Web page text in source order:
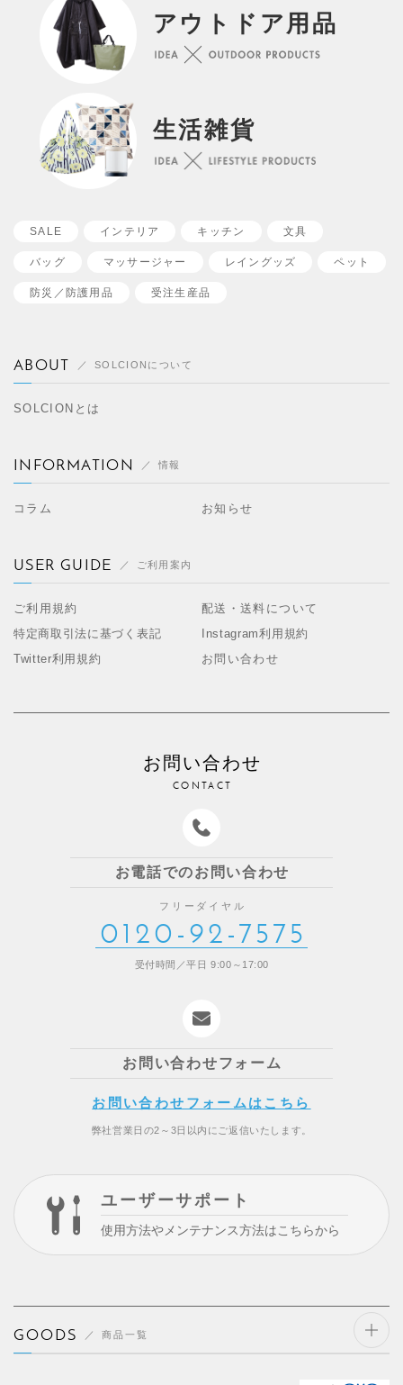
アウトドア用品
生活雑貨
SALE インテリア キッチン 文具
バッグ マッサージャー レイングッズ ペット
防災／ 防護用品 受注生産品
ABOUT SOLCIONについて
SOLCIONとは
INFORMATION 情報
コラム お知らせ
USER GUIDE ご利用案内
ご利用規約
配送・送料について
特定商取引法に基づく表記
Instagram利用規約
Twitter利用規約
お問い合わせ
お問い合わせ
CONTACT
お電話でのお問い合わせ
フリーダイヤル
0120-92-7575
受付時間／平日 9:00～17:00
お問い合わせフォーム
お問い合わせフォームはこちら
弊社営業日の2～3日以内にご返信いたします。
ユーザーサポート
使用方法やメンテナンス方法はこちらから
GOODS 商品一覧